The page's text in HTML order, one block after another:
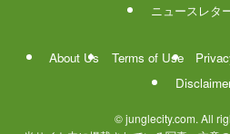
ニュースレタ
About Us Terms of Use
©junglecity.com. All